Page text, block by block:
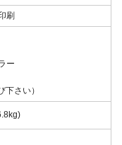
刷
ー
さい）